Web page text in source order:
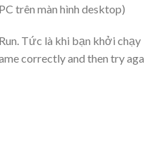
trên màn hình desktop)
Tức là khi bạn khởi chạy
correctly and then try